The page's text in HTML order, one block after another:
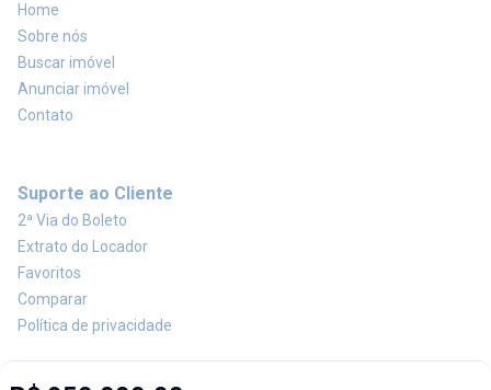
Home
Sobre nós
Buscar imóvel
Anunciar imóvel
Contato
Suporte ao Cliente
2ª Via do Boleto
Extrato do Locador
Favoritos
Comparar
Política de privacidade